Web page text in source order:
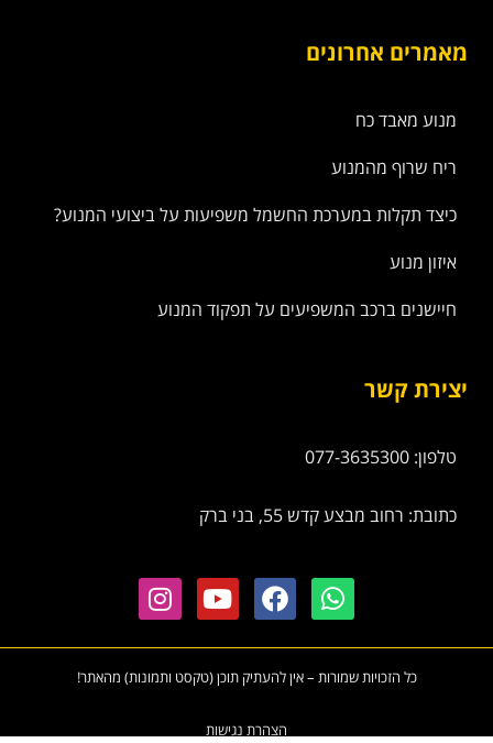
מאמרים אחרונים
מנוע מאבד כח
ריח שרוף מהמנוע
כיצד תקלות במערכת החשמל משפיעות על ביצועי המנוע?
איזון מנוע
חיישנים ברכב המשפיעים על תפקוד המנוע
יצירת קשר
טלפון: 077-3635300
כתובת: רחוב מבצע קדש 55, בני ברק
כל הזכויות שמורות – אין להעתיק תוכן (טקסט ותמונות) מהאתר!
הצהרת נגישות